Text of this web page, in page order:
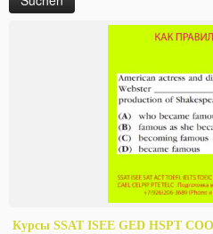
Курсы SSAT ISEE GED HSPT